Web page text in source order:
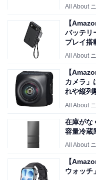
All About
【
バッテリ
プレイ搭
All About
【
カメラ」
れや縦列
All About
在庫がな
容量冷蔵
All About
【
ウォッチ